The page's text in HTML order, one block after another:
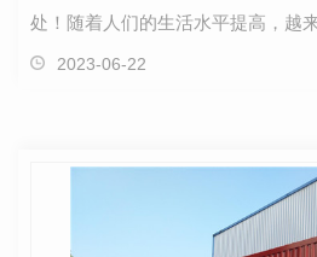
处！随着人们的生活水平提高，越
由、舒适、便捷的旅行方式。而房
2023-06-22